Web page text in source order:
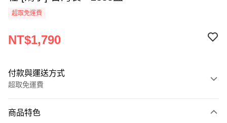
超取免運費
NT$1,790
付款與運送方式
超取免運費
信用卡一次付款
商品特色